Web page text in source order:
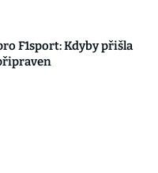
F1sport: Kdyby přišla